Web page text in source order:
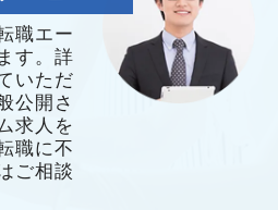
職エー
す。詳
いただ
公開さ
求人を
職に不
ご相談